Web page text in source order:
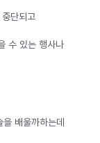
단되고
수 있는 행사나
배울까하는데